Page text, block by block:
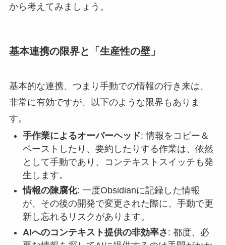
から考えてみましょう。
基本連携の限界と「生産性の壁」
基本的な連携、つまり手動での情報の行き来は、
非常に有効ですが、以下のような限界もありま
す。
手作業によるオーバーヘッド: 情報をコピー＆
ペーストしたり、要約したりする作業は、依然
として手動であり、コンテキストスイッチも発
生します。
情報の陳腐化: 一度Obsidianに記録した情報
が、その後の開発で変更された際に、手動で更
新し忘れるリスクがあります。
AIへのコンテキスト提供の非効率さ : 都度、必